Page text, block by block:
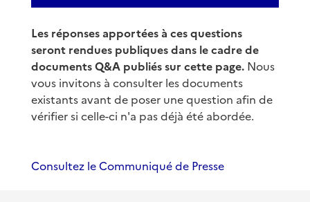
Les réponses apportées à ces questions
seront rendues publiques dans le cadre de
documents Q&A publiés sur cette page. Nous
vous invitons à consulter les documents
existants avant de poser une question afin de
vérifier si celle-ci n'a pas déjà été abordée.
Consultez le Communiqué de Presse